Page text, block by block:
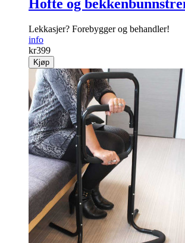
Hofte og
Lekkasjer? Forebygger og behandler!
info
kr399
Kjøp